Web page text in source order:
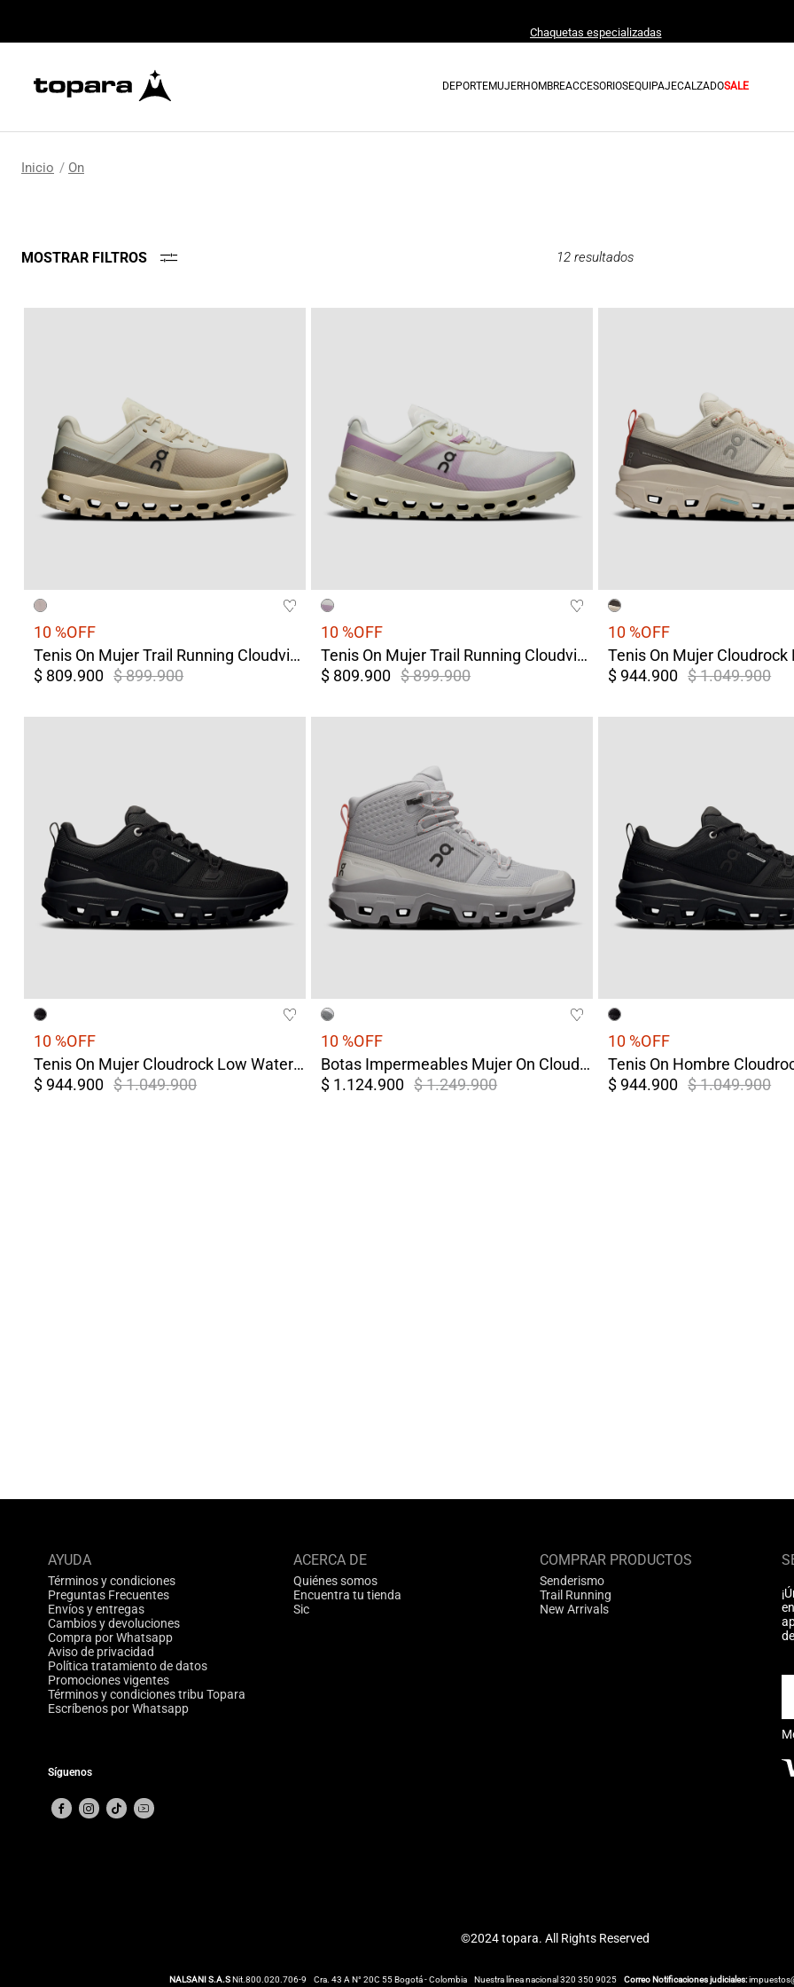
Chaquetas especializadas
DEPORTEMUJERHOMBREACCESORIOSEQUIPAJECALZADOSALE
On
MOSTRAR FILTROS 12resultados
10 %OFF
Tenis On Mujer Trail Running Cloudvista 2 Blanco/Café
$ 809.900 $ 899.900
10 %OFF
Tenis On Mujer Trail Running Cloudvista 2 Blanco/Morado
$ 809.900 $ 899.900
10 %OFF
$ 944.900 $ 1.049.900
10 %OFF
Tenis On Mujer Cloudrock Low Waterproof Negro
$ 944.900 $ 1.049.900
10 %OFF
Botas Impermeables Mujer On Cloudrock Mid WP Gris/Blanco
$ 1.124.900 $ 1.249.900
10 %OFF
$ 944.900 $ 1.049.900
AYUDA
Términos y condiciones
Preguntas Frecuentes
Envíos y entregas
Cambios y devoluciones
Compra por Whatsapp
Aviso de privacidad
Política tratamiento de datos
Promociones vigentes
Términos y condiciones tribu Topara
Escríbenos por Whatsapp
ACERCA DE
Quiénes somos
Encuentra tu tienda
Sic
COMPRAR PRODUCTOS
Senderismo
Trail Running
New Arrivals
Síguenos
©2024 topara. All Rights Reserved
NALSANI S.A.SNit.800.020.706-9 Cra. 43 A N° 20C 55 Bogotá - Colombia Nuestra línea nacional 320 350 9025 Correo Notificaciones judiciales: